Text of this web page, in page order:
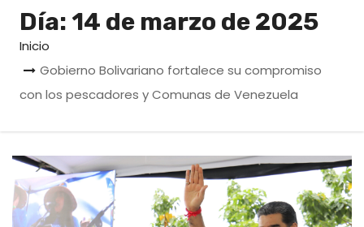
Día: 14 de marzo de 2025
Inicio
Gobierno Bolivariano fortalece su compromiso
con los pescadores y Comunas de Venezuela